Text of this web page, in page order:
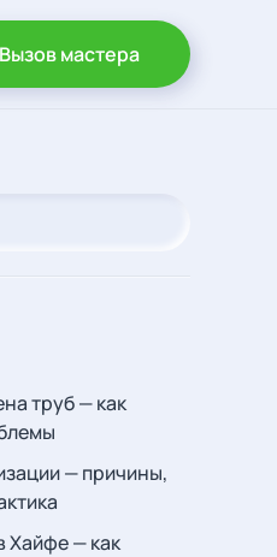
Вызов мастера
труб — как
— причины,
Хайфе — как